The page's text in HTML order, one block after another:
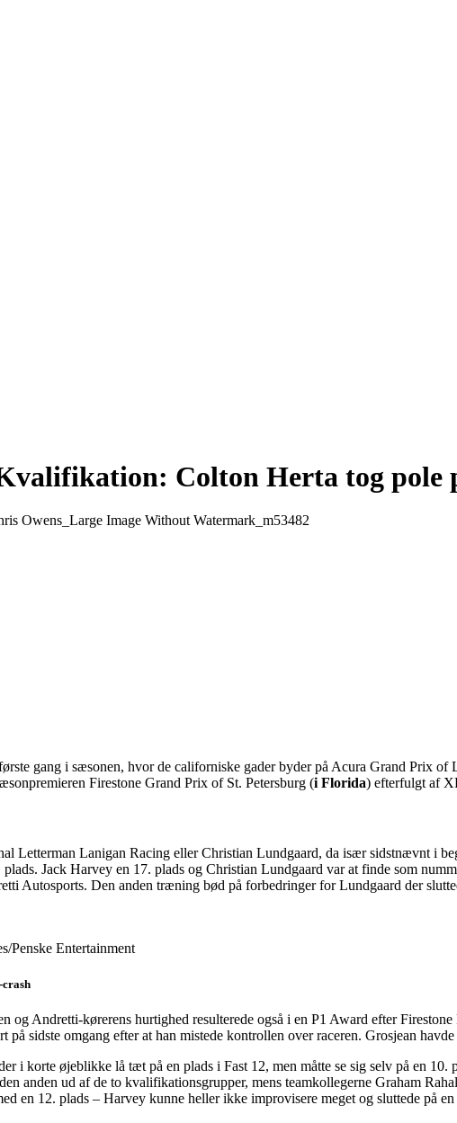
Colton Herta tog pole
gang i sæsonen, hvor de californiske gader byder på Acura Grand Prix
Firestone Grand Prix of St. Petersburg (i Florida) efterfulgt af
Letterman Lanigan Racing eller Christian Lundgaard, da især sidstnævnt i
Jack Harvey en 17. plads og Christian Lundgaard var at finde som
Autosports. Den anden træning bød på forbedringer for Lundgaard der
Penske Entertainment
Andretti-kørerens hurtighed resulterede også i en P1 Award efter
sidste omgang efter at han mistede kontrollen over raceren. Grosjean
i korte øjeblikke lå tæt på en plads i Fast 12, men måtte se sig selv på en
anden ud af de to kvalifikationsgrupper, mens teamkollegerne Graham
en 12. plads – Harvey kunne heller ikke improvisere meget og sluttede på